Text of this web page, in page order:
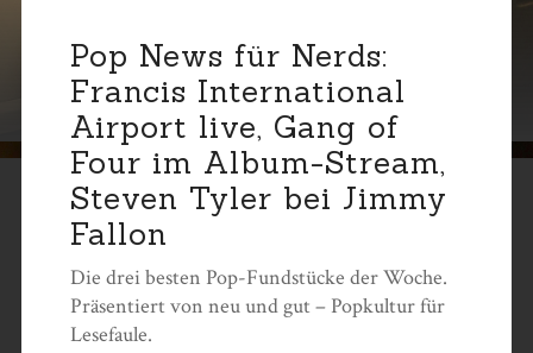
Pop News für Nerds:
Francis International
Airport live, Gang of
Four im Album-Stream,
Steven Tyler bei Jimmy
Fallon
Die drei besten Pop-Fundstücke der Woche.
Präsentiert von neu und gut – Popkultur für
Lesefaule.